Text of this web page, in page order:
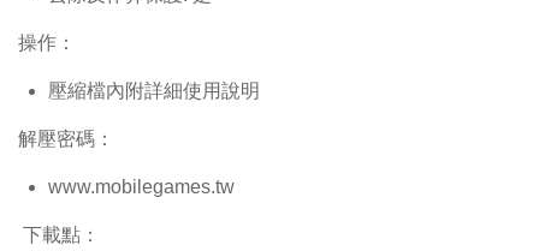
操作：
壓縮檔內附詳細使用說明
解壓密碼：
www.mobilegames.tw
下載點：